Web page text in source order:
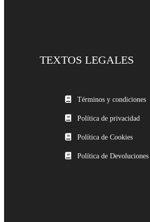
TEXTOS LEGALES
Términos y condiciones
Política de privacidad
Política de Cookies
Política de Devoluciones